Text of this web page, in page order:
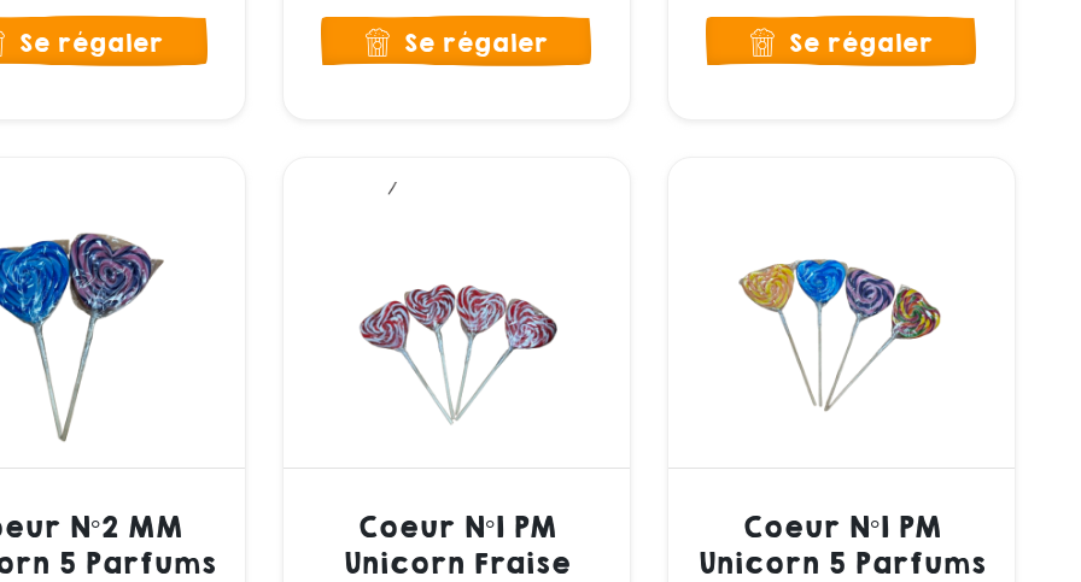
Se régaler Se régaler Se régaler
N°2 MM
5 Parfums
Coeur N°1 PM
Unicorn Fraise
Coeur N°1 PM
Unicorn 5 Parfums